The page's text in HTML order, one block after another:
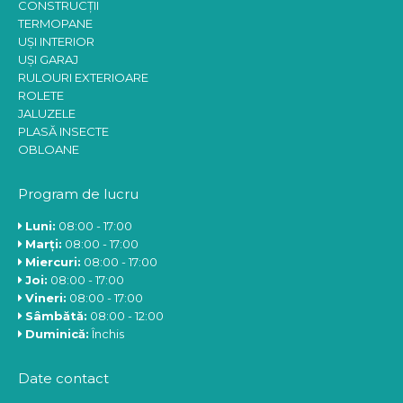
CONSTRUCȚII
TERMOPANE
UȘI INTERIOR
UȘI GARAJ
RULOURI EXTERIOARE
ROLETE
JALUZELE
PLASĂ INSECTE
OBLOANE
Program de lucru
Luni: 08:00 - 17:00
Marți: 08:00 - 17:00
Miercuri: 08:00 - 17:00
Joi: 08:00 - 17:00
Vineri: 08:00 - 17:00
Sâmbătă: 08:00 - 12:00
Duminică:Închis
Date contact